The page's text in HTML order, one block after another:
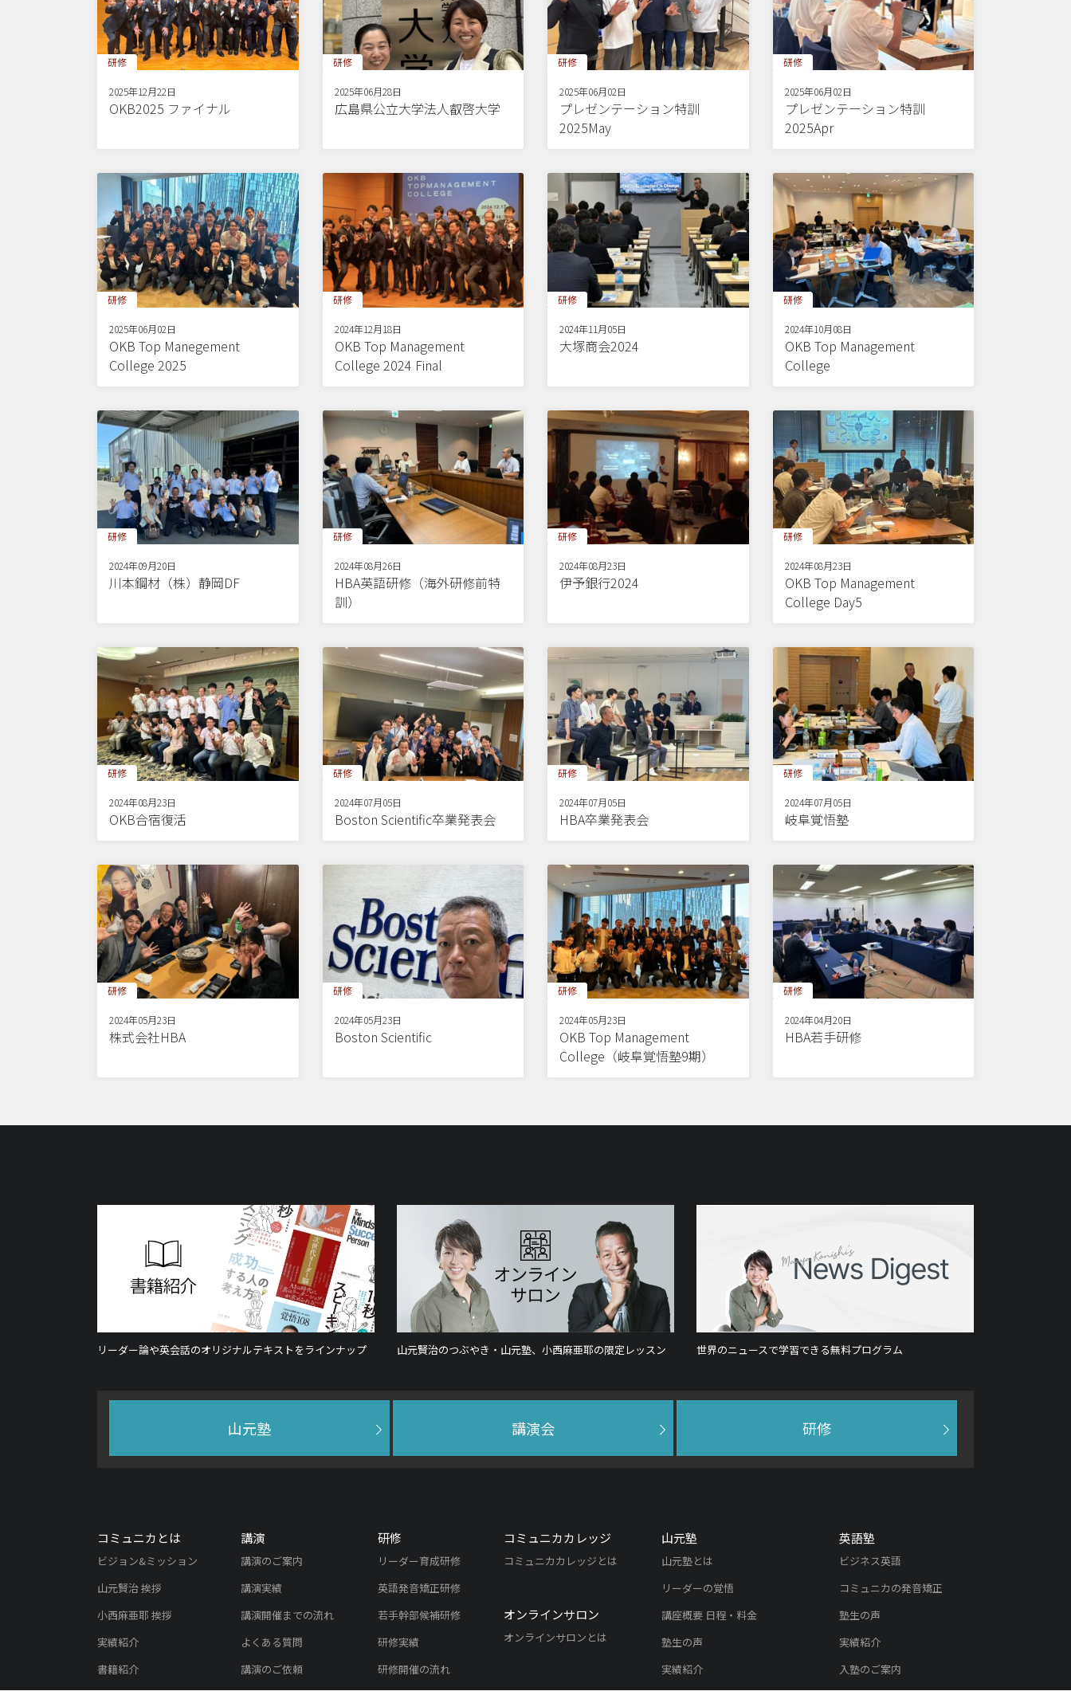
研修
2025年12月22日
OKB2025 ファイナル
研修
2025年06月28日
広島県公立大学法人叡啓大学
研修
2025年06月02日
プレゼンテーション特訓
2025May
研修
2025年06月02日
プレゼンテーション特訓
2025Apr
研修
2025年06月02日
OKB Top Manegement
College 2025
研修
2024年12月18日
OKB Top Management
College 2024 Final
研修
2024年11月05日
大塚商会2024
研修
2024年10月08日
OKB Top Management
College
研修
2024年09月20日
川本鋼材（株）静岡DF
研修
2024年08月26日
HBA英語研修（海外研修前特
訓）
研修
2024年08月23日
伊予銀行2024
研修
2024年08月23日
OKB Top Management
College Day5
研修
2024年08月23日
OKB合宿復活
研修
2024年07月05日
Boston Scientific卒業発表会
研修
2024年07月05日
HBA卒業発表会
研修
2024年07月05日
岐阜覚悟塾
研修
2024年05月23日
株式会社HBA
研修
2024年05月23日
Boston Scientific
研修
2024年05月23日
OKB Top Management
College（岐阜覚悟塾9期）
研修
2024年04月20日
HBA若手研修
リーダー論や英会話のオリジナルテキストをラインナップ 山元賢治のつぶやき・山元塾、小西麻亜耶の限定レッスン 世界のニュースで学習できる無料プログラム
山元塾 講演会 研修
コミュニカとは
ビジョン&ミッション
山元賢治 挨拶
小西麻亜耶 挨拶
実績紹介
書籍紹介
講演
講演のご案内
講演実績
講演開催までの流れ
よくある質問
講演のご依頼
研修
リーダー育成研修
英語発音矯正研修
若手幹部候補研修
研修実績
研修開催の流れ
コミュニカカレッジ
コミュニカカレッジとは
オンラインサロン
オンラインサロンとは
山元塾
山元塾とは
リーダーの覚悟
講座概要 日程・料金
塾生の声
実績紹介
英語塾
ビジネス英語
コミュニカの発音矯正
塾生の声
実績紹介
入塾のご案内